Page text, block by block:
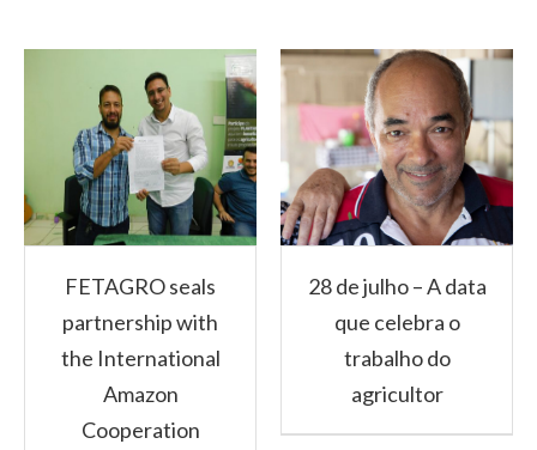
FETAGRO seals
partnership with
the International
Amazon
Cooperation
28 de julho – A data
que celebra o
trabalho do
agricultor